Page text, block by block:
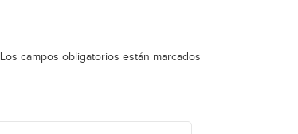
Los campos obligatorios están marcados